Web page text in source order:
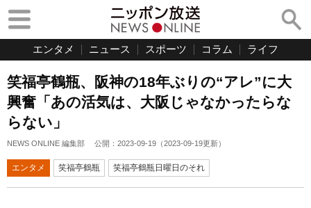
エンタメ ニュース スポーツ コラム ライフ
笑福亭鶴瓶、阪神の18年ぶりの“アレ”に大
興奮「あの活気は、大阪じゃなかったらな
らない」
NEWS ONLINE 編集部 公開： 2023-09-19 （2023-09-19更新）
エンタメ 笑福亭鶴瓶 笑福亭鶴瓶日曜日のそれ